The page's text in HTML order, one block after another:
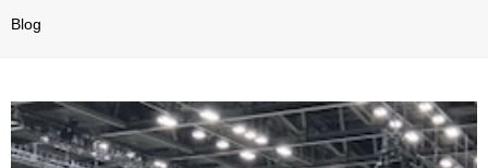
Blog